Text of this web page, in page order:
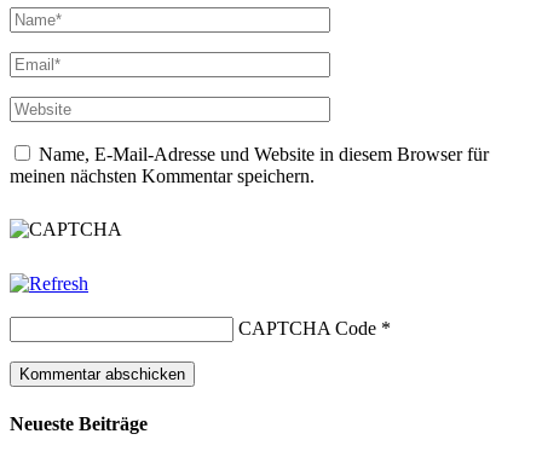
Name, E-Mail-Adresse und Website in diesem Browser für
meinen nächsten Kommentar speichern.
CAPTCHA Code *
Neueste Beiträge